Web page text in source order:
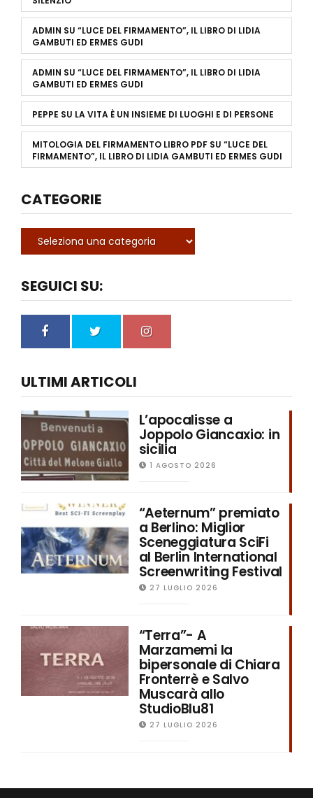
ADMIN SU “LUCE DEL FIRMAMENTO”, IL LIBRO DI LIDIA
GAMBUTI ED ERMES GUDI
ADMIN SU “LUCE DEL FIRMAMENTO”, IL LIBRO DI LIDIA
GAMBUTI ED ERMES GUDI
PEPPE SU LA VITA È UN INSIEME DI LUOGHI E DI PERSONE
MITOLOGIA DEL FIRMAMENTO LIBRO PDF SU “LUCE DEL
FIRMAMENTO”, IL LIBRO DI LIDIA GAMBUTI ED ERMES GUDI
CATEGORIE
SEGUICI SU:
ULTIMI ARTICOLI
L’apocalisse a
Joppolo Giancaxio: in
sicilia
1 AGOSTO 2026
“Aeternum” premiato
a Berlino: Miglior
Sceneggiatura SciFi
al Berlin International
Screenwriting Festival
27 LUGLIO 2026
“Terra”- A
Marzamemi la
bipersonale di Chiara
Fronterrè e Salvo
Muscarà allo
StudioBlu81
27 LUGLIO 2026